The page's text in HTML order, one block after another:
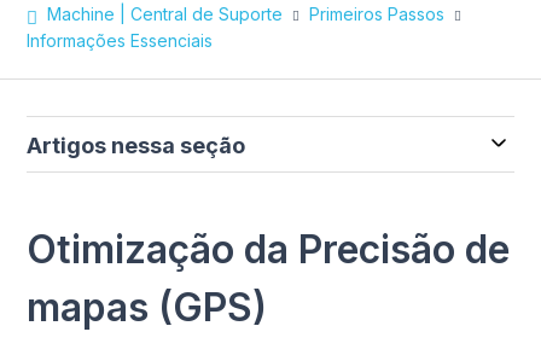
Machine | Central de Suporte
Primeiros Passos
Informações Essenciais
Artigos nessa seção
Otimização da Precisão de
mapas (GPS)